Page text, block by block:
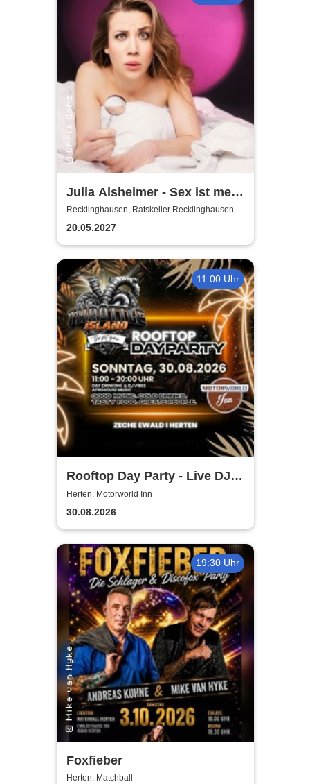
Julia Alsheimer - Sex ist mehr
als nur 'ne Nummer
Recklinghausen, Ratskeller Recklinghausen
20.05.2027
11:00 Uhr
Rooftop Day Party - Live DJ,
Afro House & Summervibes |
Motorworld Inn Herten
Herten, Motorworld Inn
30.08.2026
19:30 Uhr
Foxfieber
Herten, Matchball